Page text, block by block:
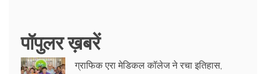
पॉपुलर ख़बरें
ग्राफिक एरा मेडिकल कॉलेज ने रचा इतिहास,